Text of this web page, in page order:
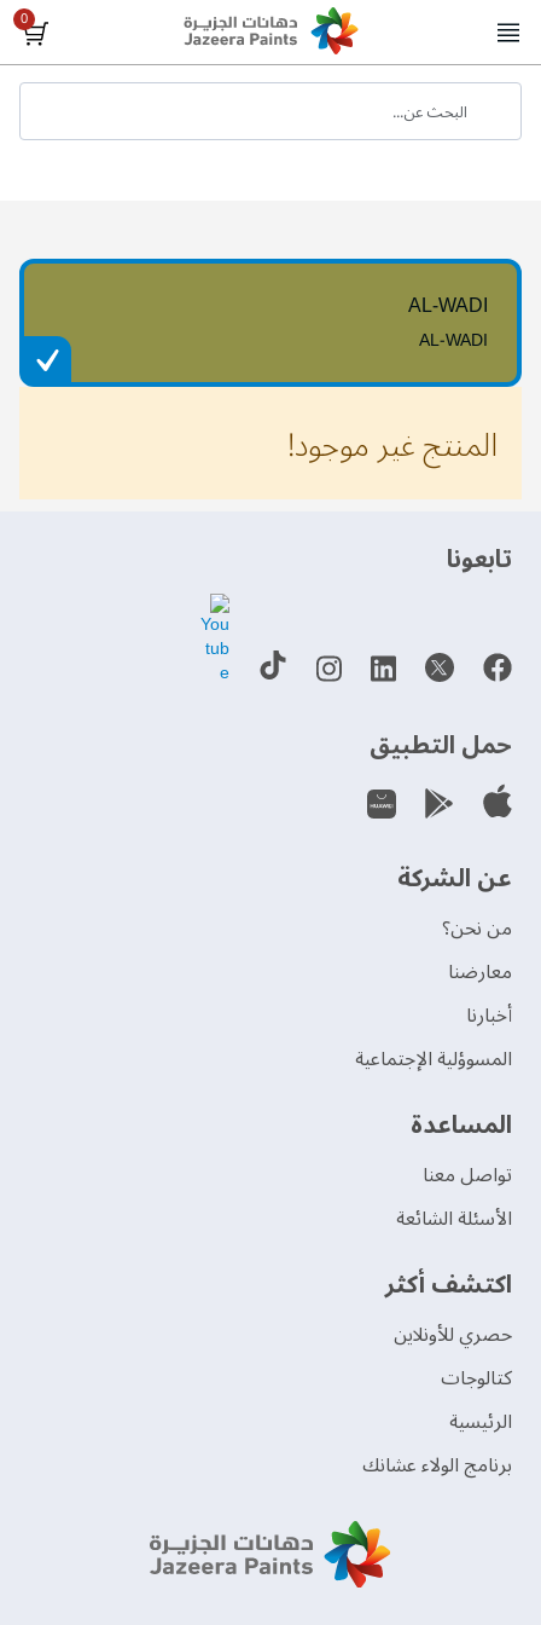
to
Content
البحث عن...
AL-WADI
AL-WADI
المنتج غير موجود!
‫تابعونا‬
حمل التطبيق
عن الشركة
من نحن؟
‫معارضنا‬
‫أخبارنا‬
المسوؤلية الإجتماعية
‫المساعدة‬
تواصل معنا
الأسئلة الشائعة
اكتشف أكثر
حصري للأونلاين
‫كتالوجات‬
الرئيسية
برنامج الولاء عشانك